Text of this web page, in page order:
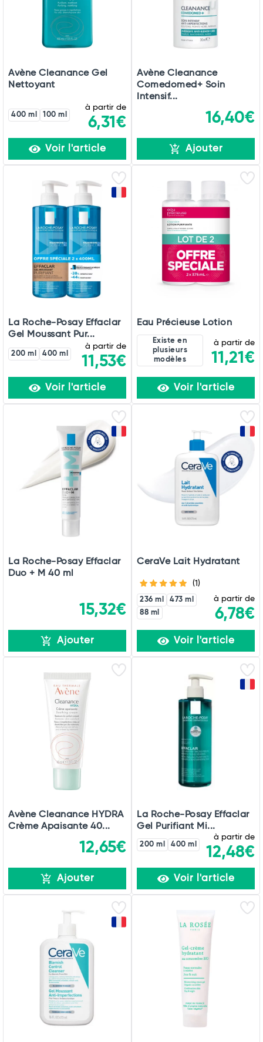
Avène Cleanance Gel
Nettoyant
400 ml 100 ml
à partir de
6,31€
Voir l'article
Avène Cleanance
Comedomed+ Soin
Intensif...
16,40€
Ajouter
La Roche-Posay Effaclar
Gel Moussant Pur...
200 ml 400 ml
à partir de
11,53€
Voir l'article
Eau Précieuse Lotion
Existe en
plusieurs
modèles
à partir de
11,21€
Voir l'article
La Roche-Posay Effaclar
Duo + M 40 ml
15,32€
Ajouter
CeraVe Lait Hydratant
(1)
236 ml
473 ml
88 ml
à partir de
6,78€
Voir l'article
Avène Cleanance HYDRA
Crème Apaisante 40...
12,65€
Ajouter
La Roche-Posay Effaclar
Gel Purifiant Mi...
200 ml 400 ml
à partir de
12,48€
Voir l'article